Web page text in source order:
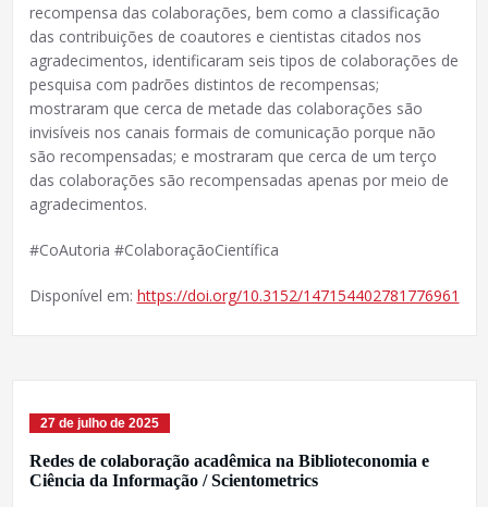
recompensa das colaborações, bem como a classificação
das contribuições de coautores e cientistas citados nos
agradecimentos, identificaram seis tipos de colaborações de
pesquisa com padrões distintos de recompensas;
mostraram que cerca de metade das colaborações são
invisíveis nos canais formais de comunicação porque não
são recompensadas; e mostraram que cerca de um terço
das colaborações são recompensadas apenas por meio de
agradecimentos.
#CoAutoria #ColaboraçãoCientífica
Disponível em: https://doi.org/10.3152/147154402781776961
27 de julho de 2025
Redes de colaboração acadêmica na Biblioteconomia e
Ciência da Informação / Scientometrics